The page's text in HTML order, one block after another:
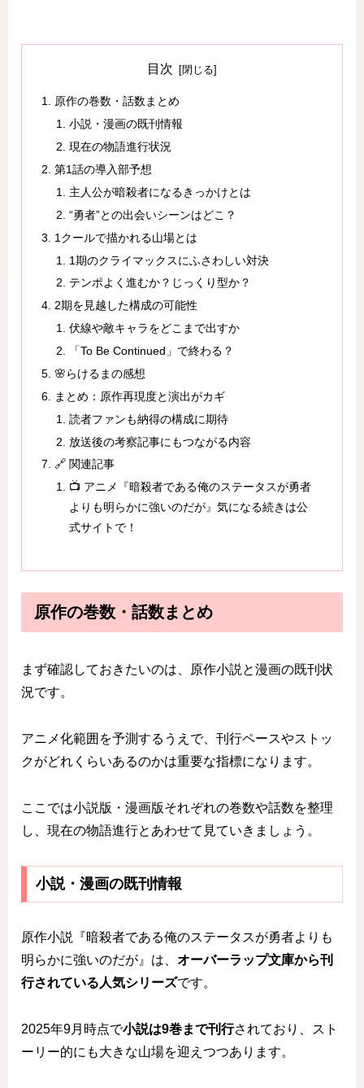
目次
原作の巻数・話数まとめ
小説・漫画の既刊情報
現在の物語進行状況
第1話の導入部予想
主人公が暗殺者になるきっかけとは
“勇者”との出会いシーンはどこ？
1クールで描かれる山場とは
1期のクライマックスにふさわしい対決
テンポよく進むか？じっくり型か？
2期を見越した構成の可能性
伏線や敵キャラをどこまで出すか
「To Be Continued」で終わる？
🌸らけるまの感想
まとめ：原作再現度と演出がカギ
読者ファンも納得の構成に期待
放送後の考察記事にもつながる内容
🔗 関連記事
📺 アニメ『暗殺者である俺のステータスが勇者
よりも明らかに強いのだが』気になる続きは公
式サイトで！
原作の巻数・話数まとめ
まず確認しておきたいのは、原作小説と漫画の既刊状
況です。
アニメ化範囲を予測するうえで、刊行ペースやストッ
クがどれくらいあるのかは重要な指標になります。
ここでは小説版・漫画版それぞれの巻数や話数を整理
し、現在の物語進行とあわせて見ていきましょう。
小説・漫画の既刊情報
原作小説『暗殺者である俺のステータスが勇者よりも
明らかに強いのだが』は、 オーバーラップ文庫から刊
行されている人気シリーズです。
2025年9月時点で小説は9巻まで刊行されており、スト
ーリー的にも大きな山場を迎えつつあります。